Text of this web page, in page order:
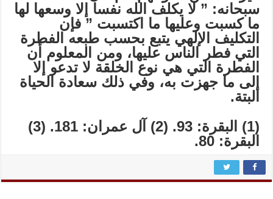
سبحانه: ” لا يكلف الله نفسا إلا وسعها لها
ما كسبت وعليها ما اكتسبت ” فإن
التكليف الإلهي يتبع بحسب طبعه الفطرة
التي فطر الناس عليها، ومن المعلوم أن
الفطرة التي هي نوع الخلقة لا تدعو إلا
إلى ما جهزت به، وفي ذلك سعادة الحياة
البتة.
(1) البقرة: 93. (2) آل عمران: 181. (3)
البقرة: 80.